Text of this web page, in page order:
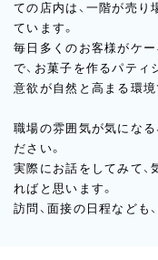
ての店内は、一階が売り
ています。
毎日多くのお客様がケ
で、お菓子を作るパティ
意欲が自然と高まる環境
職場の雰囲気が気になる
ださい。
実際にお話をしてみて
ればと思います。
訪問、面接の日程なども